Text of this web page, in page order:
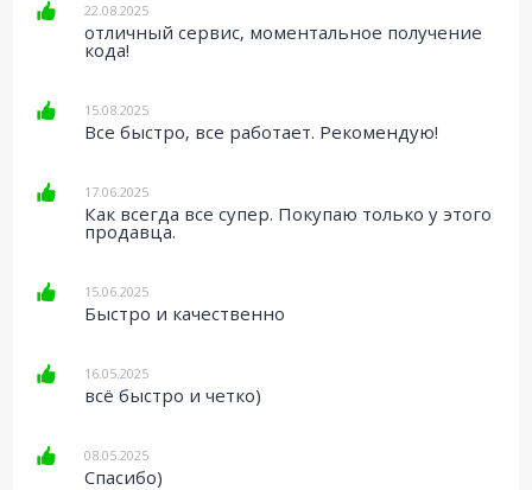
22.08.2025
отличный сервис, моментальное получение
кода!
15.08.2025
Все быстро, все работает. Рекомендую!
17.06.2025
Как всегда все супер. Покупаю только у этого
продавца.
15.06.2025
Быстро и качественно
16.05.2025
всё быстро и четко)
08.05.2025
Спасибо)